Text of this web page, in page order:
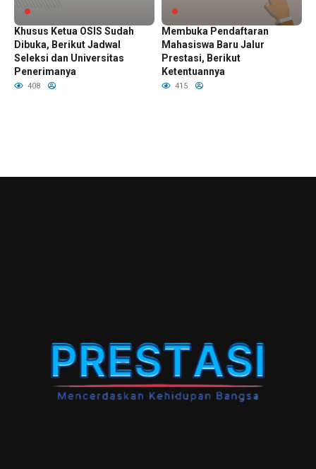
Mendaftar Kuliah 2024
Khusus Ketua OSIS Sudah
Dibuka, Berikut Jadwal
Seleksi dan Universitas
Penerimanya
408
Universitas Diponegoro
Membuka Pendaftaran
Mahasiswa Baru Jalur
Prestasi, Berikut
Ketentuannya
415